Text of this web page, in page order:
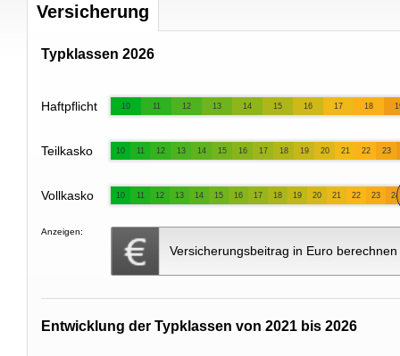
Versicherung
Typklassen 2026
Haftpflicht 10 11 12 13 14 15 16 17 18
Teilkasko 10 11 12 13 14 15 16 17 18 19 20 21 22 23
Vollkasko 10 11 12 13 14 15 16 17 18 19 20 21 22 23 24
Anzeigen:
Versicherungsbeitrag in Euro berechnen
Entwicklung der Typklassen von 2021 bis 2026